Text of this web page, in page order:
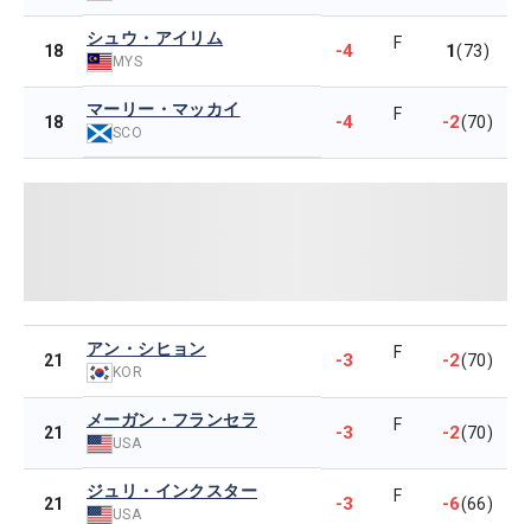
18
シュウ・アイリム
MYS -4 F 1(73)
18
マーリー・マッカイ
SCO -4 F -2(70)
21
アン・シヒョン
KOR
-3 F -2(70)
21
メーガン・フランセラ
USA -3 F -2(70)
21
ジュリ・インクスター
USA -3 F -6(66)